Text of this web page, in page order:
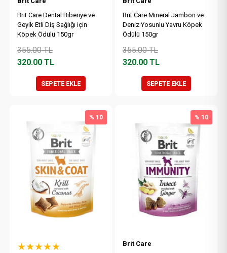
Brit Care Dental Biberiye ve
Geyik Etli Diş Sağlığı için
Köpek Ödülü 150gr
355.00TL
320.00TL
SEPETE EKLE
Brit Care Mineral Jambon ve
Deniz Yosunlu Yavru Köpek
Ödülü 150gr
355.00TL
320.00 TL
SEPETE EKLE
★★★★★
% 10
Brit Care
% 10